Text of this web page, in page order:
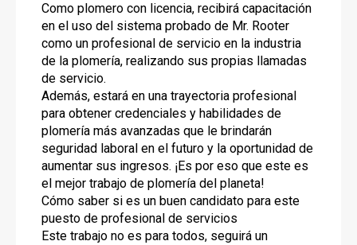
Como plomero con licencia, recibirá capacitación
en el uso del sistema probado de Mr. Rooter
como un profesional de servicio en la industria
de la plomería, realizando sus propias llamadas
de servicio.
Además, estará en una trayectoria profesional
para obtener credenciales y habilidades de
plomería más avanzadas que le brindarán
seguridad laboral en el futuro y la oportunidad de
aumentar sus ingresos. ¡Es por eso que este es
el mejor trabajo de plomería del planeta!
Cómo saber si es un buen candidato para este
puesto de profesional de servicios
Este trabajo no es para todos, seguirá un